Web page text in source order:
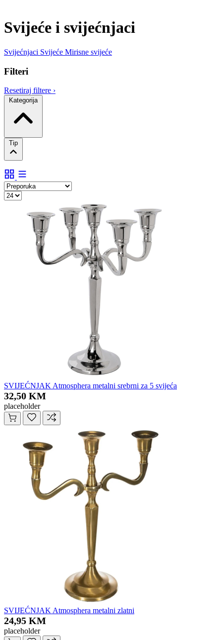
Svijeće i svijećnjaci
Svijećnjaci Svijeće Mirisne svijeće
Filteri
Resetiraj filtere ›
Kategorija
Tip
SVIJEĆNJAK Atmosphera metalni srebrni za 5 svijeća
32,50 KM
placeholder
SVIJEĆNJAK Atmosphera metalni zlatni
24,95 KM
placeholder